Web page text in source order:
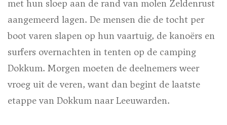
met hun sloep aan de rand van molen Zeldenrust
aangemeerd lagen. De mensen die de tocht per
boot varen slapen op hun vaartuig, de kanoërs en
surfers overnachten in tenten op de camping
Dokkum. Morgen moeten de deelnemers weer
vroeg uit de veren, want dan begint de laatste
etappe van Dokkum naar Leeuwarden.